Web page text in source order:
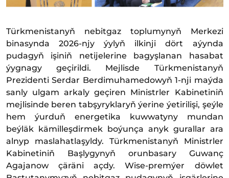
Türkmenistanyň nebitgaz toplumynyň Merkezi
binasynda 2026-njy ýylyň ilkinji dört aýynda
pudagyň işiniň netijelerine bagyşlanan hasabat
ýygnagy geçirildi. Mejlisde Türkmenistanyň
Prezidenti Serdar Berdimuhamedowyň 1-nji maýda
sanly ulgam arkaly geçiren Ministrler Kabinetiniň
mejlisinde beren tabşyryklaryň ýerine ýetirilişi, şeýle
hem ýurduň energetika kuwwatyny mundan
beýläk kämilleşdirmek boýunça anyk gurallar ara
alnyp maslahatlaşyldy. Türkmenistanyň Ministrler
Kabinetiniň Başlygynyň orunbasary Guwanç
Agajanow çäräni açdy. Wise-premýer döwlet